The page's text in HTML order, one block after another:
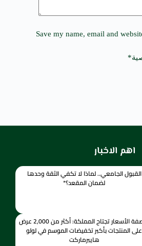
Save my name, email and
*
اهم الاخبار
القبول الجامعي.. لماذا لا تكفي الثقة وحدها
لضمان المقعد؟*
عاصفة الأسعار تجتاح المملكة: أكثر من 2,000 عرض
على المنتجات بأكبر تخفيضات الموسم في لولو
هايبرماركت